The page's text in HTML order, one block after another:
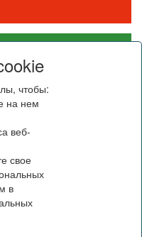
чтобы:
на нем
веб-
свое
в